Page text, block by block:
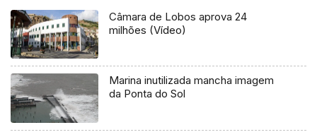
Câmara de Lobos aprova 24
milhões (Vídeo)
Marina inutilizada mancha imagem
da Ponta do Sol